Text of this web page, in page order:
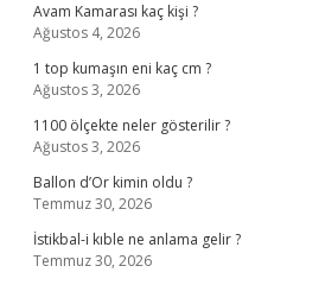
Avam Kamarası kaç kişi ?
Ağustos 4, 2026
1 top kumaşın eni kaç cm ?
Ağustos 3, 2026
1100 ölçekte neler gösterilir ?
Ağustos 3, 2026
Ballon d’Or kimin oldu ?
Temmuz 30, 2026
İstikbal-i kıble ne anlama gelir ?
Temmuz 30, 2026